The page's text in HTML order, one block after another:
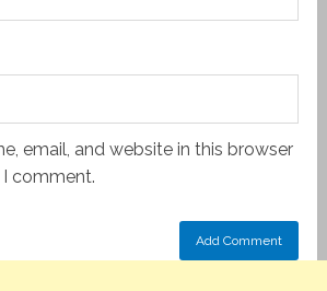
email, and website in this browser
comment.